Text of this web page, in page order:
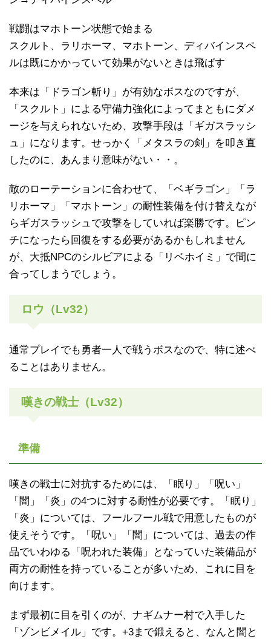
戦闘はマホトーン状態で始まる
スクルト、ラリホーマ、マホトーン、ディバインスペ
ルは既にかかっていて効果がないときは飛ばす
本来は「ドラゴン斬り」が有効なボスなのですが、
「スクルト」による守備力強化によってまともにダメ
ージを与えられないため、攻撃手段は「ギガスラッシ
ュ」になります。せっかく「メタスラの剣」を叩き直
したのに、あんまり意味がない・・。
敵のローテーションに合わせて、「ベギラゴン」「ラ
リホーマ」「マホトーン」の耐性装備を付け替えなが
らギガスラッシュで攻撃をしていれば楽勝です。ピン
チになったら回復をする必要があるかもしれません
が、大抵NPCのシルビアによる「リベホイミ」で間に
合ってしまうでしょう。
ロウ（Lv32）
通常プレイでも勇者一人で戦うボスなので、特に述べ
ることはありません。
嘆きの戦士（Lv32）
準備
嘆きの戦士に対抗するためには、「眠り」「呪い」
「闇」「炎」の4つに対する耐性が必要です。「眠り」
「炎」については、フールフール戦で用意したものが
使えそうです。「呪い」「闇」については、過去の作
品でいわゆる「呪われた装備」となっていた装備品が
両方の耐性を持っていることが多いため、これに目を
向けます。
まず最初に目を引くのが、ナギムナー村で入手した
「ゾンビメイル」です。+3まで鍛えると、なんと闇と